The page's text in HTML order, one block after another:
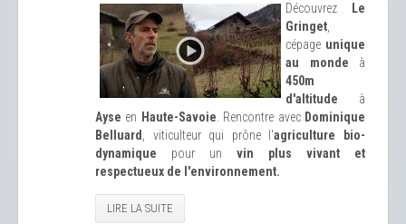
Découvrez
Le
Gringet
cépage unique
au monde à
450m
d'altitude à
Ayse en Haute-Savoie . Rencontre avec Dominique
Belluard
, viticulteur qui prône l'agriculture bio-
dynamique pour un vin plus vivant et
respectueux de l'environnement.
LIRE LA SUITE